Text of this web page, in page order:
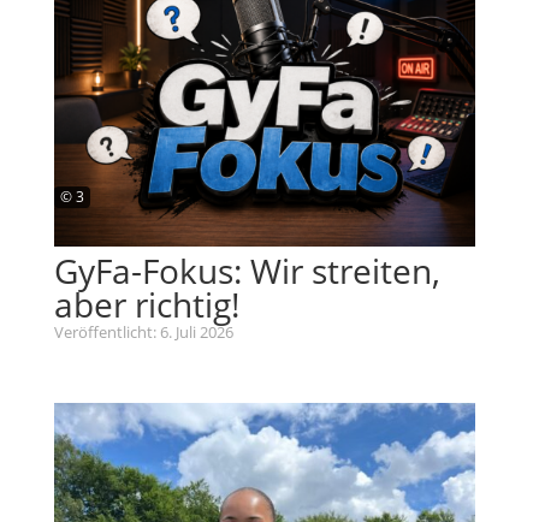
© 3
GyFa-Fokus: Wir streiten,
aber richtig!
Veröffentlicht: 6. Juli 2026